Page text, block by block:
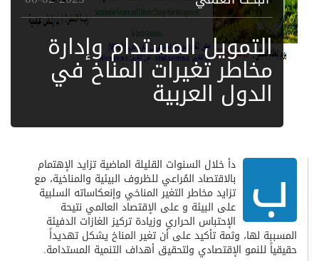
التمويل المستدام وإدارة
مخاطر تغيرات المناخ في
الدول العربية
ب دأ خلال السنوات القليلة الماضية تزايد الإهتمام
بالاقتصاد المُراعي للظروف البيئية والمناخية، مع
تزايد مخاطر التغير المناخي وإنعكاساته السلبية
على البيئة و على الإقتصاد العالمي نتيحة
الإحتباس الحراري وزيادة تركيز الغازات الدفيئة
المسببة لها، وثمة تأكيد على أن تغير المناخ يشكل تهديداً
حقيقياً للنمو الإقتصادي ولتحقيق أهداف التنمية المستدامة.